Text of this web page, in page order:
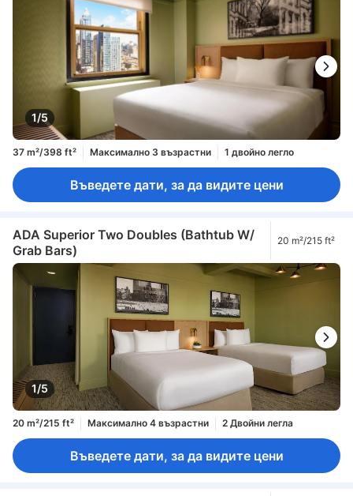
1/5
37 m²/398 ft² Максимално 3 възрастни 1 двойно легло
Въведете дати, за да видите цени
ADA Superior Two Doubles (Bathtub W/
Grab Bars)
20 m²/215 ft²
1/5
20 m²/215 ft² Максимално 4 възрастни 2 Двойни легла
Въведете дати, за да видите цени